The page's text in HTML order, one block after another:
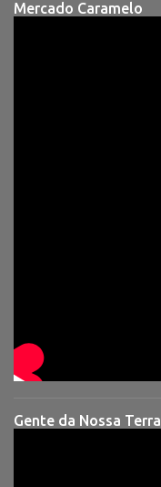
Mercado Caramelo
Gente da Nossa Terra